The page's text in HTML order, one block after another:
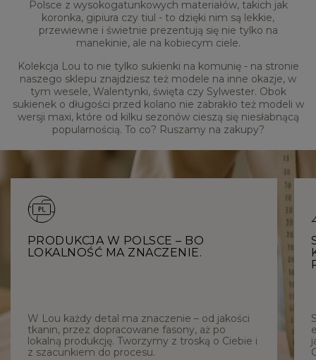
Polsce z wysokogatunkowych materiałów, takich jak
koronka, gipiura czy tiul - to dzięki nim są lekkie,
przewiewne i świetnie prezentują się nie tylko na
manekinie, ale na kobiecym ciele.
Kolekcja Lou to nie tylko sukienki na komunię - na stronie
naszego sklepu znajdziesz też modele na inne okazje, w
tym wesele, Walentynki, święta czy Sylwester. Obok
sukienek o długości przed kolano nie zabrakło też modeli w
wersji maxi, które od kilku sezonów cieszą się niesłabnącą
popularnością. To co? Ruszamy na zakupy?
PRODUKCJA W POLSCE – BO
LOKALNOŚĆ MA ZNACZENIE.
W Lou każdy detal ma znaczenie – od jakości
tkanin, przez dopracowane fasony, aż po
lokalną produkcję. Tworzymy z troską o Ciebie i
z szacunkiem do procesu.